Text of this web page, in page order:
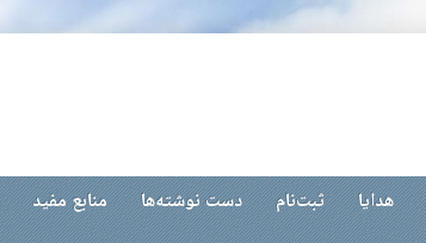
هدایا ثبت‌نام دست نوشته‌ها منابع مفید